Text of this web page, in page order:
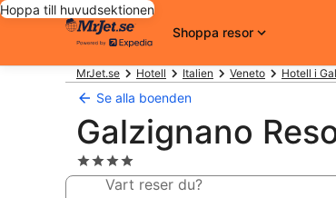
Hoppa till huvudsektionen
Shoppa resor
MrJet.se Hotell Italien Veneto Hotell i
Se alla boenden
Galzignano
4.0-
stjärnigtVart reser du?